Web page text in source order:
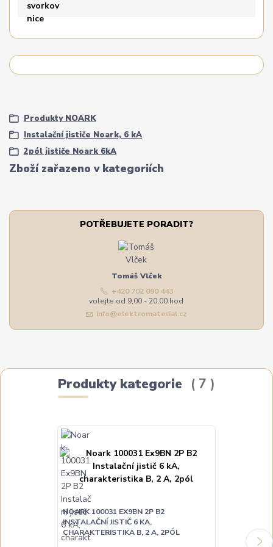
Zboží zařazeno v kategoriích
Produkty NOARK
Instalační jističe Noark, 6 kA
2pól jističe Noark 6kA
POTŘEBUJETE PORADIT?
Tomáš Vlček
+420 702 090 443
volejte od 9,00 - 20,00 hod
info@elektromaterial.cz
Produkty kategorie 7
NOARK 100031 EX9BN 2P B2
INSTALAČNÍ JISTIČ 6 KA,
CHARAKTERISTIKA B, 2 A, 2PÓL
NOARK
INSTALAČNÍ